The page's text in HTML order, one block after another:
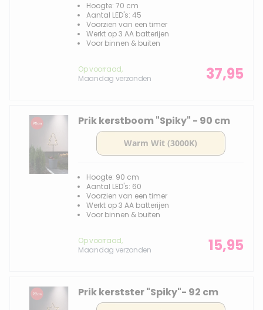
Hoogte: 70 cm
Aantal LED's: 45
Voorzien van een timer
Werkt op 3 AA batterijen
Voor binnen & buiten
Op voorraad,
Maandag verzonden
37,95
Prik kerstboom "Spiky" - 90 cm
Hoogte: 90 cm
Aantal LED's: 60
Voorzien van een timer
Werkt op 3 AA batterijen
Voor binnen & buiten
Op voorraad,
Maandag verzonden
15,95
Prik kerstster "Spiky"- 92 cm